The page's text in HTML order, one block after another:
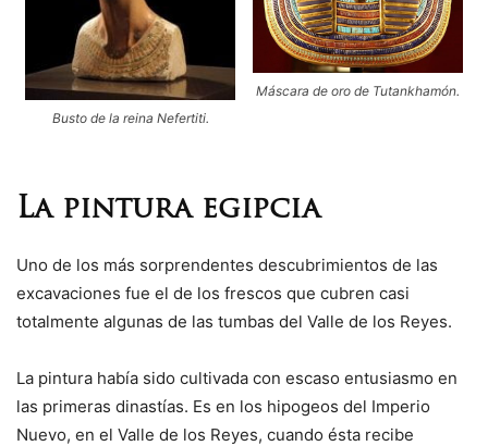
Busto de la reina Nefertiti.
Máscara de oro de Tutankhamón.
La pintura egipcia
Uno de los más sorprendentes descubrimientos de las
excavaciones fue el de los frescos que cubren casi
totalmente algunas de las tumbas del Valle de los Reyes.
La pintura había sido cultivada con escaso entusiasmo en
las primeras dinastías. Es en los hipogeos del Imperio
Nuevo, en el Valle de los Reyes, cuando ésta recibe